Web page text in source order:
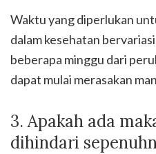
Waktu yang diperlukan
dalam kesehatan
beberapa minggu dari
dapat mulai merasakan
3. Apakah ada
dihindari